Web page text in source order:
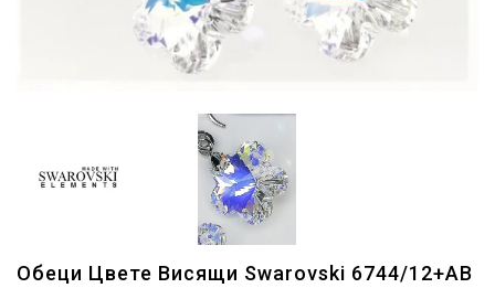
Обеци Цвете Висящи Swarovski 6744/12+AB